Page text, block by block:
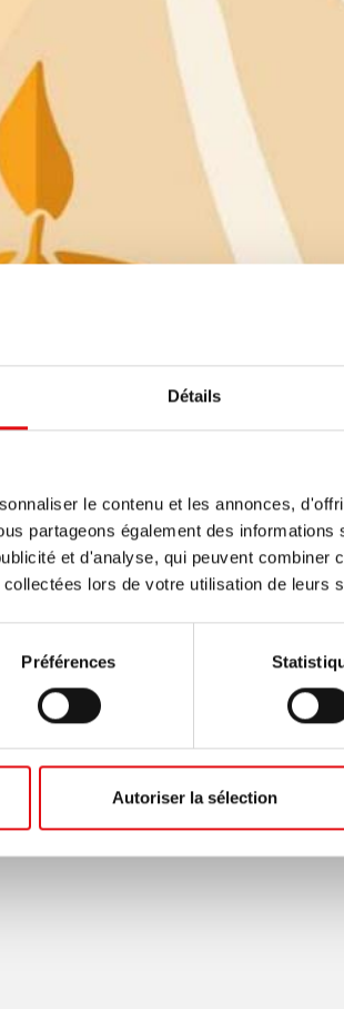
Détails
le contenu et les annonces,
partageons également des
et d'analyse, qui peuvent combiner
lors de votre utilisation de leurs
Préférences
Autoriser la sélection